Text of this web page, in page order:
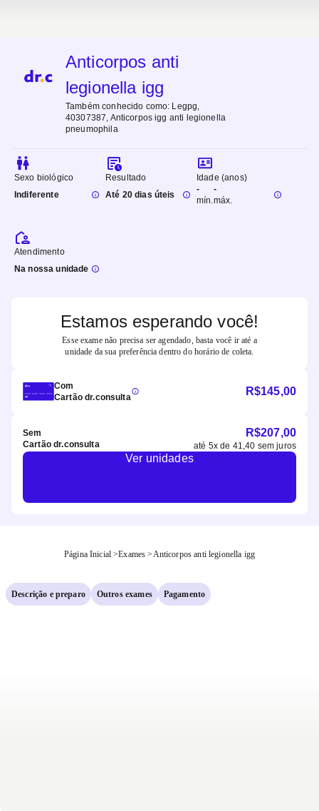
Anticorpos anti
legionella igg
Também conhecido como: Legpg,
40307387, Anticorpos igg anti legionella
pneumophila
Sexo biológico
Indiferente
Resultado
Até 20 dias úteis
Idade (anos)
-
mín.
-
máx.
Atendimento
Na nossa unidade
Estamos esperando você!
Esse exame não precisa ser agendado, basta você ir até a
unidade da sua preferência dentro do horário de coleta.
Com
Cartão dr.consulta
R$145,00
Sem
Cartão dr.consulta
R$207,00
até 5x de 41,40 sem juros
Ver unidades
Página Inicial >Exames >Anticorpos anti legionella igg
Descrição e preparo Outros exames Pagamento